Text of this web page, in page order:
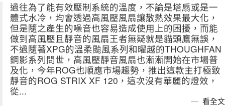
過往為了能有效壓制系統的溫度，不論是塔扇或是一
體式水冷，均會透過高風壓風扇讓散熱效果最大化，
但是隨之產生的噪音也容易造成使用上的困擾，而能
做到高風壓且靜音的風扇王者無疑就是貓頭鷹無誤，
不過隨著XPG的溫柔颱風系列和曜越的THOUGHFAN
鋼影系列問世，高風壓靜音風扇也漸漸開始在市場普
及化，今年ROG也順應市場趨勢，推出這款主打極致
靜音的ROG STRIX XF 120，這次沒有華麗的燈效，
從...
看全文